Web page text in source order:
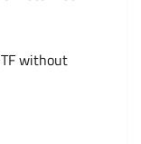
without